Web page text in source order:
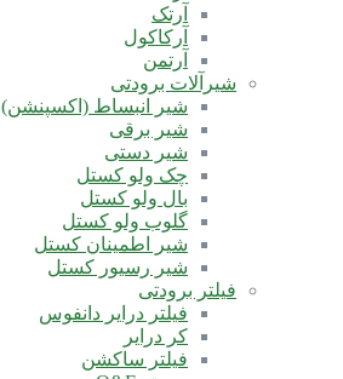
آرتک
آرکاکول
آرتمن
شیرآلات برودتی
شیر انبساط (اکسپنشن)
شیر برقی
شیر دستی
چک ولو کستل
بال ولو کستل
گلوب ولو کستل
شیر اطمینان کستل
شیر رسیور کستل
فیلتر برودتی
فیلتر درایر دانفوس
کر درایر
فیلتر ساکشن